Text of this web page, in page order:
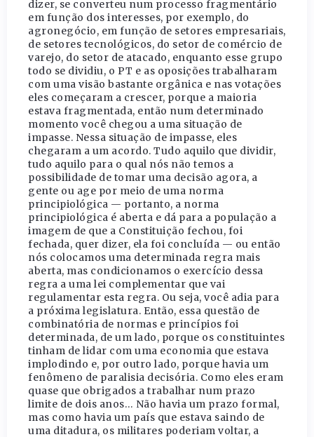
dizer, se converteu num processo fragmentário
em função dos interesses, por exemplo, do
agronegócio, em função de setores empresariais,
de setores tecnológicos, do setor de comércio de
varejo, do setor de atacado, enquanto esse grupo
todo se dividiu, o PT e as oposições trabalharam
com uma visão bastante orgânica e nas votações
eles começaram a crescer, porque a maioria
estava fragmentada, então num determinado
momento você chegou a uma situação de
impasse. Nessa situação de impasse, eles
chegaram a um acordo. Tudo aquilo que dividir,
tudo aquilo para o qual nós não temos a
possibilidade de tomar uma decisão agora, a
gente ou age por meio de uma norma
principiológica — portanto, a norma
principiológica é aberta e dá para a população a
imagem de que a Constituição fechou, foi
fechada, quer dizer, ela foi concluída — ou então
nós colocamos uma determinada regra mais
aberta, mas condicionamos o exercício dessa
regra a uma lei complementar que vai
regulamentar esta regra. Ou seja, você adia para
a próxima legislatura. Então, essa questão de
combinatória de normas e princípios foi
determinada, de um lado, porque os constituintes
tinham de lidar com uma economia que estava
implodindo e, por outro lado, porque havia um
fenômeno de paralisia decisória. Como eles eram
quase que obrigados a trabalhar num prazo
limite de dois anos… Não havia um prazo formal,
mas como havia um país que estava saindo de
uma ditadura, os militares poderiam voltar, a